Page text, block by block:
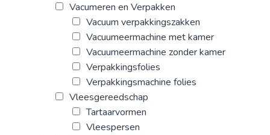
Vacumeren en Verpakken
Vacuum verpakkingszakken
Vacuumeermachine met kamer
Vacuumeermachine zonder kamer
Verpakkingsfolies
Verpakkingsmachine folies
Vleesgereedschap
Tartaarvormen
Vleespersen